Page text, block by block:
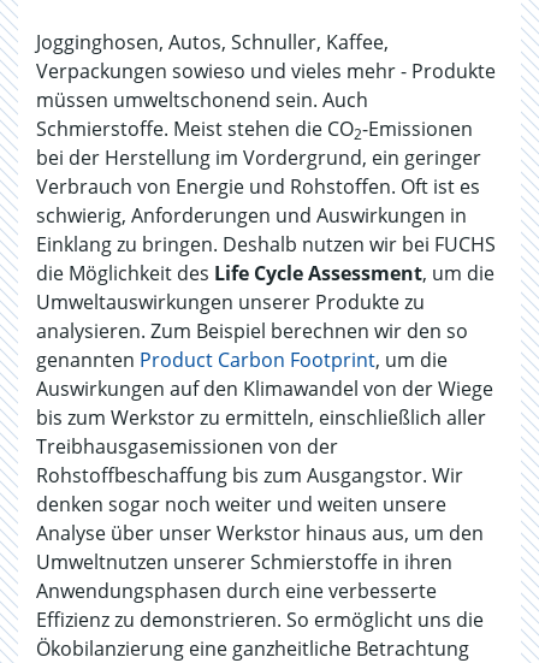
Jogginghosen, Autos, Schnuller, Kaffee,
Verpackungen sowieso und vieles mehr - Produkte
müssen umweltschonend sein. Auch
Schmierstoffe. Meist stehen die CO2-Emissionen
bei der Herstellung im Vordergrund, ein geringer
Verbrauch von Energie und Rohstoffen. Oft ist es
schwierig, Anforderungen und Auswirkungen in
Einklang zu bringen. Deshalb nutzen wir bei FUCHS
die Möglichkeit des Life Cycle Assessment, um die
Umweltauswirkungen unserer Produkte zu
analysieren. Zum Beispiel berechnen wir den so
genannten Product Carbon Footprint, um die
Auswirkungen auf den Klimawandel von der Wiege
bis zum Werkstor zu ermitteln, einschließlich aller
Treibhausgasemissionen von der
Rohstoffbeschaffung bis zum Ausgangstor. Wir
denken sogar noch weiter und weiten unsere
Analyse über unser Werkstor hinaus aus, um den
Umweltnutzen unserer Schmierstoffe in ihren
Anwendungsphasen durch eine verbesserte
Effizienz zu demonstrieren. So ermöglicht uns die
Ökobilanzierung eine ganzheitliche Betrachtung